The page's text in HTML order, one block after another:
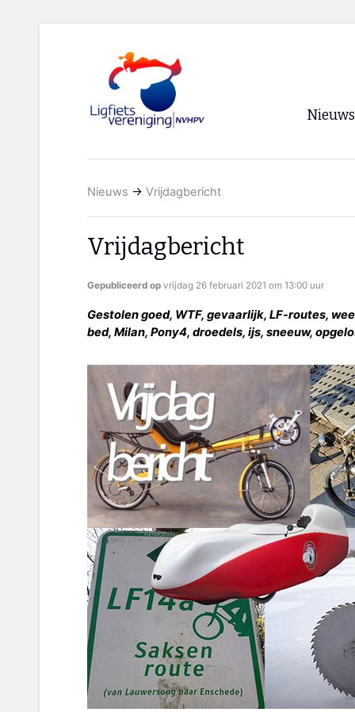
Nieuws
Nieuws → Vrijdagbericht
Vrijdagbericht
Gepubliceerd op vrijdag 26 februari 2021 om 13:00 uur
Gestolen goed, WTF, gevaarlijk, LF-routes,
bed, Milan, Pony4, droedels, ijs, sneeuw,